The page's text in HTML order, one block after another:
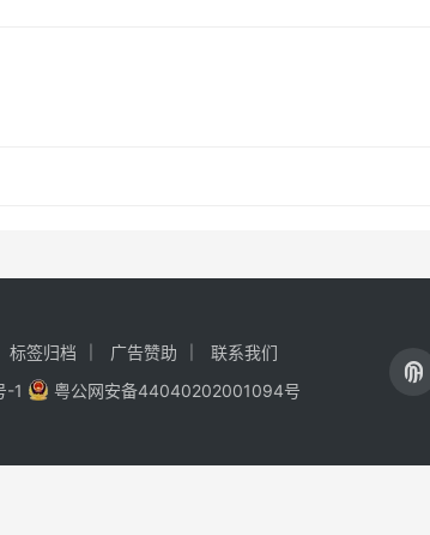
标签归档 广告赞助
联系我们
-1 粤公网安备44040202001094号